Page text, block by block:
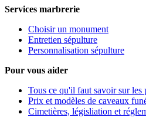
Services marbrerie
Choisir un monument
Entretien sépulture
Personnalisation sépulture
Pour vous aider
Tous ce qu'il faut savoir sur les
Prix et modèles de caveaux
Cimetières, législiation et